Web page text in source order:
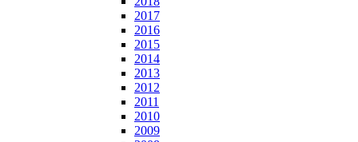
2017
2016
2015
2014
2013
2012
2011
2010
2009